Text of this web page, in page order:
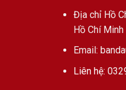
Địa chỉ Hồ
Hồ Chí
Email:
Liên hệ: